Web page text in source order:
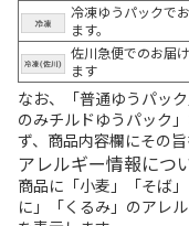
冷凍ゆうパックで
ます。
佐川急便でのお届
ます
なお、「普通ゆうパッ
のみチルドゆうパック
ず、商品内容欄にその旨
アレルギー情報につ
商品に「小麦」「そば
に」「くるみ」のアレ